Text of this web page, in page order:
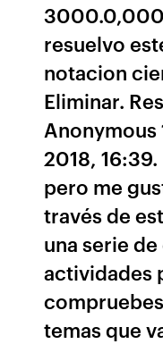
resuelvo
notacion
Eliminar.
Anonymous
2018,
pero me
través de
una serie
actividades
temas que